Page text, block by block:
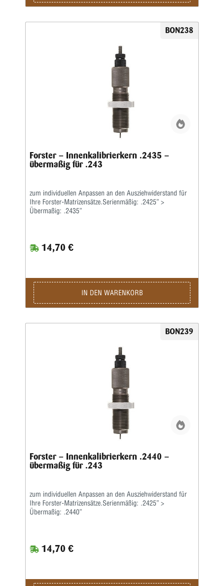
BON238
Forster – Innenkalibrierkern .2435 –
übermaßig für .243
zum individuellen Anpassen an den Ausziehwiderstand für
Ihre Forster-Matrizensätze.Serienmäßig: .2425” >
Übermaßig: .2435”
14,70 €
IN DEN WARENKORB
BON239
Forster – Innenkalibrierkern .2440 –
übermaßig für .243
zum individuellen Anpassen an den Ausziehwiderstand für
Ihre Forster-Matrizensätze.Serienmäßig: .2425” >
Übermaßig: .2440”
14,70 €